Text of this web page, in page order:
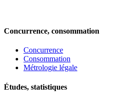
Concurrence, consommation
Concurrence
Consommation
Métrologie légale
Études, statistiques